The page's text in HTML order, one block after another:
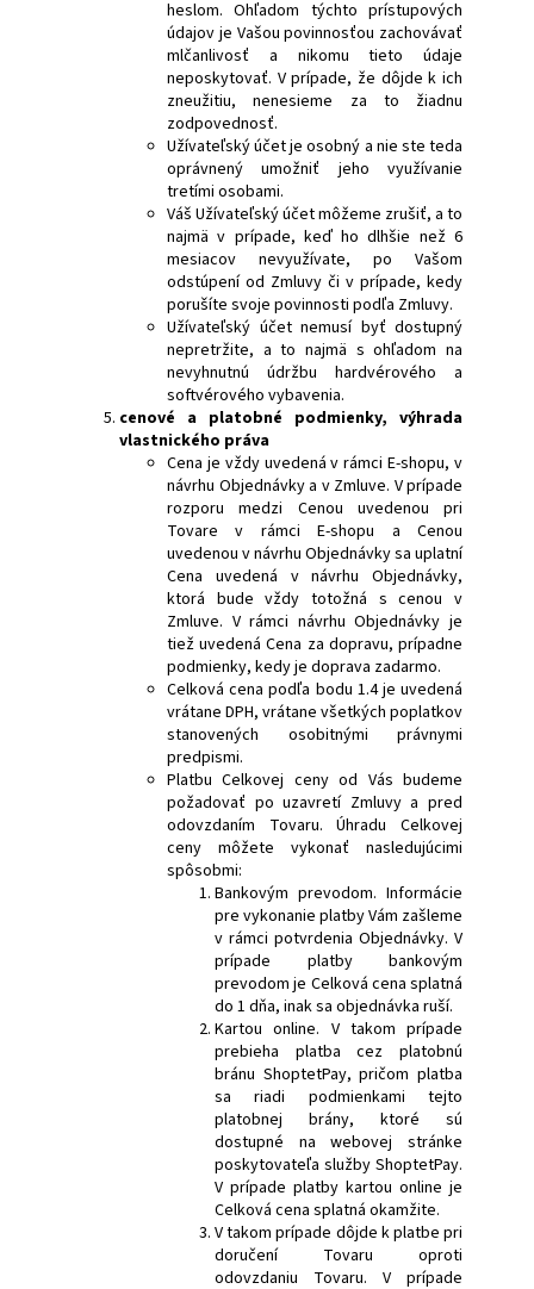
heslom. Ohľadom týchto prístupových
údajov je Vašou povinnosťou zachovávať
mlčanlivosť a nikomu tieto údaje
neposkytovať. V prípade, že dôjde k ich
zneužitiu, nenesieme za to žiadnu
zodpovednosť.
Užívateľský účet je osobný a nie ste teda
oprávnený umožniť jeho využívanie
tretími osobami.
Váš Užívateľský účet môžeme zrušiť, a to
najmä v prípade, keď ho dlhšie než 6
mesiacov nevyužívate, po Vašom
odstúpení od Zmluvy či v prípade, kedy
porušíte svoje povinnosti podľa Zmluvy.
Užívateľský účet nemusí byť dostupný
nepretržite, a to najmä s ohľadom na
nevyhnutnú údržbu hardvérového a
softvérového vybavenia.
cenové a platobné podmienky, výhrada
vlastnického práva
Cena je vždy uvedená v rámci E-shopu, v
návrhu Objednávky a v Zmluve. V prípade
rozporu medzi Cenou uvedenou pri
Tovare v rámci E-shopu a Cenou
uvedenou v návrhu Objednávky sa uplatní
Cena uvedená v návrhu Objednávky,
ktorá bude vždy totožná s cenou v
Zmluve. V rámci návrhu Objednávky je
tiež uvedená Cena za dopravu, prípadne
podmienky, kedy je doprava zadarmo.
Celková cena podľa bodu 1.4 je uvedená
vrátane DPH, vrátane všetkých poplatkov
stanovených osobitnými právnymi
predpismi.
Platbu Celkovej ceny od Vás budeme
požadovať po uzavretí Zmluvy a pred
odovzdaním Tovaru. Úhradu Celkovej
ceny môžete vykonať nasledujúcimi
spôsobmi:
Bankovým prevodom. Informácie
pre vykonanie platby Vám zašleme
v rámci potvrdenia Objednávky. V
prípade platby bankovým
prevodom je Celková cena splatná
do 1 dňa, inak sa objednávka ruší.
Kartou online. V takom prípade
prebieha platba cez platobnú
bránu ShoptetPay, pričom platba
sa riadi podmienkami tejto
platobnej brány, ktoré sú
dostupné na webovej stránke
poskytovateľa služby ShoptetPay.
V prípade platby kartou online je
Celková cena splatná okamžite.
V takom prípade dôjde k platbe pri
doručení Tovaru oproti
odovzdaniu Tovaru. V prípade